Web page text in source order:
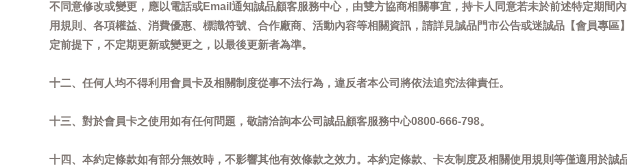
不同意修改或變更，應以電話或Email通知誠品顧客服務中心，由雙方協商相關事宜，持卡人同意若未於前述特定期間
用規則、各項權益、消費優惠、標識符號、合作廠商、活動內容等相關資訊，請詳見誠品門市公告或迷誠品【會員專
定前提下，不定期更新或變更之，以最後更新者為準。
十二、任何人均不得利用會員卡及相關制度從事不法行為，違反者本公司將依法追究法律責任。
十三、對於會員卡之使用如有任何問題，敬請洽詢本公司誠品顧客服務中心0800-666-798。
十四、本約定條款如有部分無效時，不影響其他有效條款之效力。本約定條款、卡友制度及相關使用規則等僅適用於誠